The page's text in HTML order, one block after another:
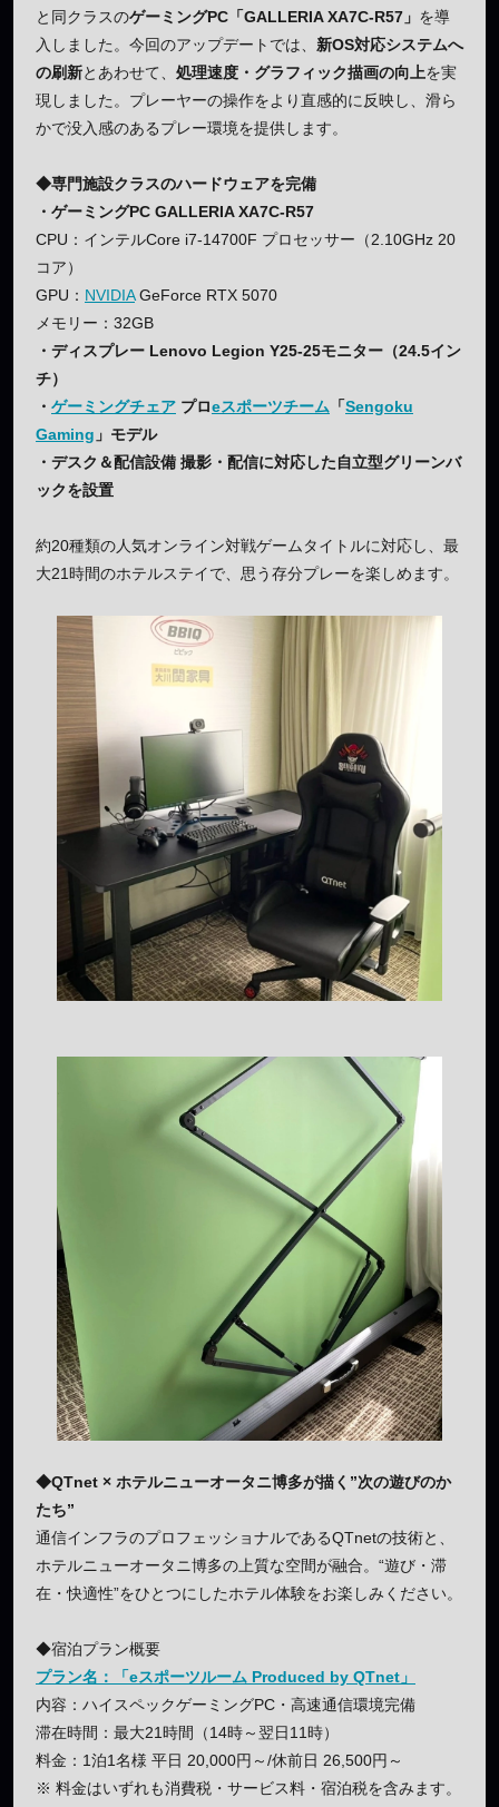
と同クラスのゲーミングPC「GALLERIA XA7C-R57」 を導
入しました。今回のアップデートでは、 新OS対応システムへ
の刷新とあわせて、 処理速度・グラフィック描画の向上を実
現しました。プレーヤーの操作をより直感的に反映し、滑ら
かで没入感のあるプレー環境を提供します。
◆専門施設クラスのハードウェアを完備
・ゲーミングPC GALLERIA XA7C-R57
CPU：インテルCore i7-14700F プロセッサー（2.10GHz 20
コア）
GPU： NVIDIAGeForce RTX 5070
メモリー：32GB
・ディスプレー Lenovo Legion Y25-25モニター（24.5イン
チ）
・ ゲーミングチェア プロeスポーツチーム 「Sengoku
Gaming 」モデル
・デスク＆配信設備 撮影・配信に対応した自立型グリーンバ
ックを設置
約20種類の人気オンライン対戦ゲームタイトルに対応し、最
大21時間のホテルステイで、思う存分プレーを楽しめます。
◆QTnet × ホテルニューオータニ博多が描く”次の遊びのか
たち”
通信インフラのプロフェッショナルであるQTnetの技術と、
ホテルニューオータニ博多の上質な空間が融合。“遊び・滞
在・快適性”をひとつにしたホテル体験をお楽しみください。
◆宿泊プラン概要
プラン名：「eスポーツルーム Produced by QTnet」
内容：ハイスペックゲーミングPC・高速通信環境完備
滞在時間：最大21時間（14時～翌日11時）
料金：1泊1名様 平日 20,000円～/休前日 26,500円～
※ 料金はいずれも消費税・サービス料・宿泊税を含みます。